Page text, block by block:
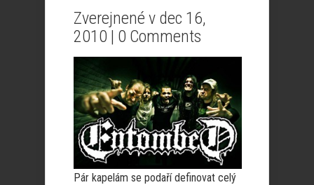
Zverejnené v dec 16,
2010 | 0 Comments
Pár kapelám se podaří definovat celý